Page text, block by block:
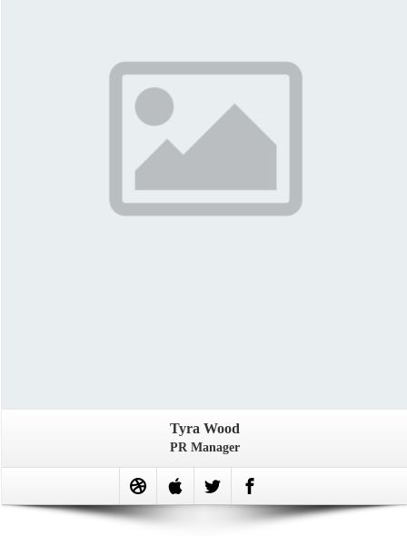
Tyra Wood
PR Manager